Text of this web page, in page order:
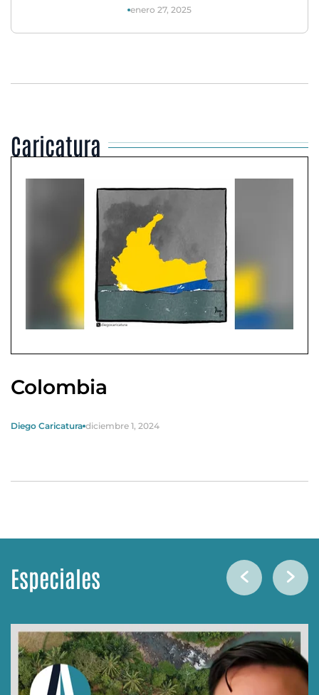
enero 27, 2025
Caricatura
Colombia
Diego Caricatura diciembre 1, 2024
Especiales